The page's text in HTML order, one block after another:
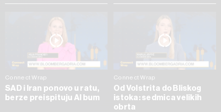
Connect Wrap
SAD i Iran ponovo u ratu,
berze preispituju AI bum
Connect Wrap
Od Volstrita do Bliskog
istoka: sedmica velikih
obrta